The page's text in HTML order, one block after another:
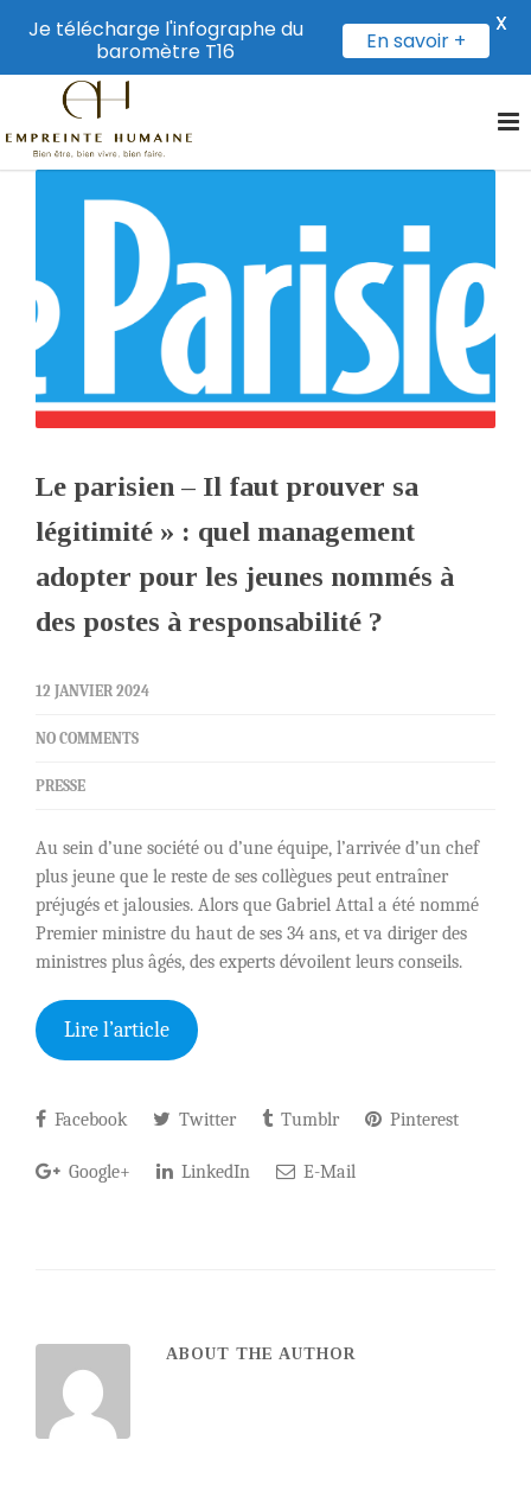
Le parisien – Il faut prouver sa
légitimité » : quel management
adopter pour les jeunes nommés à
des postes à responsabilité ?
12 JANVIER 2024
NO COMMENTS
PRESSE
Au sein d’une société ou d’une équipe, l’arrivée d’un chef
plus jeune que le reste de ses collègues peut entraîner
préjugés et jalousies. Alors que Gabriel Attal a été nommé
Premier ministre du haut de ses 34 ans, et va diriger des
ministres plus âgés, des experts dévoilent leurs conseils.
Lire l’article
Facebook Twitter Tumblr Pinterest
Google+ LinkedIn E-Mail
ABOUT THE AUTHOR
Je télécharge l'infographe du
baromètre T16
En savoir +
X